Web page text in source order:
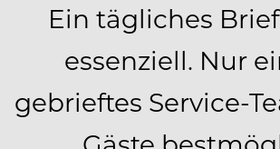
Ein tägliches
essenziell. Nur
gebrieftes Service-